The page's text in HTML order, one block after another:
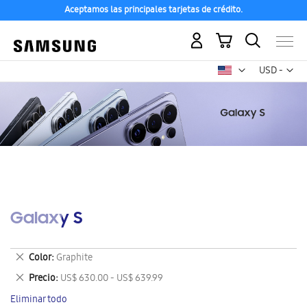
Aceptamos las principales tarjetas de crédito.
USD -
dólar
Mi carrito
Galaxy S
Color Graphite
Eliminar
este
artículo
Precio US$ 630.00 - US$ 639.99
Eliminar
este
Eliminar todo